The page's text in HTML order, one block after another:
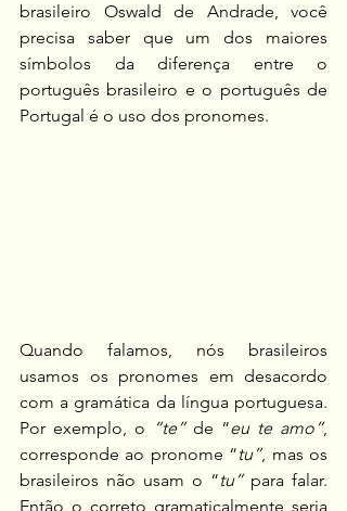
brasileiro Oswald de Andrade, você
precisa saber que um dos maiores
símbolos da diferença entre o
português brasileiro e o português de
Portugal é o uso dos pronomes.
Quando falamos, nós brasileiros
usamos os pronomes em desacordo
com a gramática da língua portuguesa.
Por exemplo, o “te” de “eu te amo”,
corresponde ao pronome “tu”, mas os
brasileiros não usam o “tu” para falar.
Então o correto gramaticalmente seria